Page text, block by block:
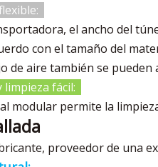
el ancho del
con el tamaño del
de aire también se
fácil:
modular permite la
proveedor de una